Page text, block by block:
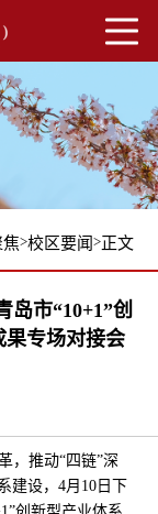
>校区要闻 >正文
岛市“10+1”创
果专场对接会
，推动“四链”深
建设，4月10日下